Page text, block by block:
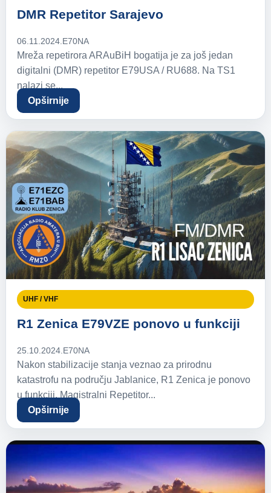
DMR Repetitor Sarajevo
06.11.2024.E70NA
Mreža repetirora ARAuBiH bogatija je za još jedan
digitalni (DMR) repetitor E79USA / RU688. Na TS1
nalazi se...
Opširnije
UHF / VHF
R1 Zenica E79VZE ponovo u funkciji
25.10.2024. E70NA
Nakon stabilizacije stanja veznao za prirodnu
katastrofu na području Jablanice, R1 Zenica je ponovo
u funkciji. Magistralni Repetitor...
Opširnije